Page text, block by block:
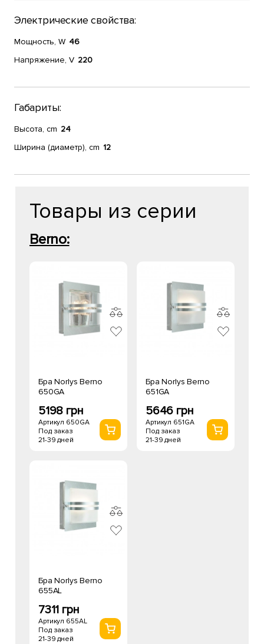
Электрические свойства:
Мощность, W 46
Напряжение, V 220
Габариты:
Высота, cm 24
Ширина (диаметр), cm 12
Товары из серии
Berno:
Бра Norlys Berno
650GA
5198 грн
Артикул 650GA
Под заказ
21-39 дней
Бра Norlys Berno
651GA
5646 грн
Артикул 651GA
Под заказ
21-39 дней
Бра Norlys Berno
655AL
7311 грн
Артикул 655AL
Под заказ
21-39 дней